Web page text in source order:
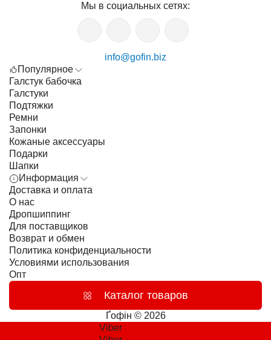
Мы в социальных сетях:
info@gofin.biz
Популярное
Галстук бабочка
Галстуки
Подтяжки
Ремни
Запонки
Кожаные аксессуары
Подарки
Шапки
Информация
Доставка и оплата
О нас
Дропшиппинг
Для поставщиков
Возврат и обмен
Политика конфиденциальности
Условиями использования
Опт
Каталог товаров
Ґофін © 2026
Viber